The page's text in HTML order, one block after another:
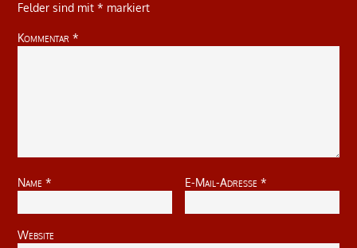
Felder sind mit* markiert
Kommentar*
Name* E-Mail-Adresse*
Website